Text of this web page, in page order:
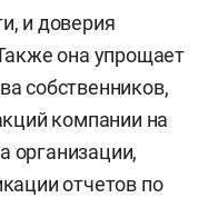
и доверия
она упрощает
собственников,
компании на
отчетов по